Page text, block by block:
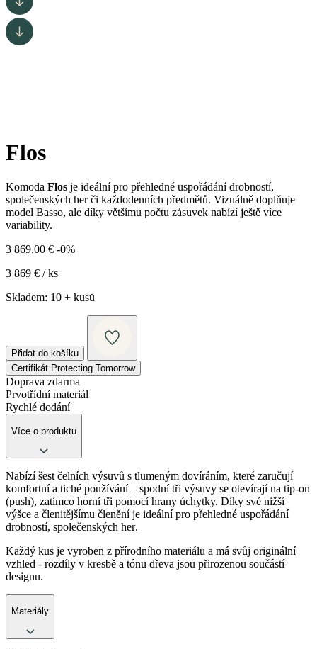
Flos
Komoda Flos je ideální pro přehledné uspořádání drobností,
společenských her či každodenních předmětů. Vizuálně doplňuje
model Basso, ale díky většímu počtu zásuvek nabízí ještě více
variability.
3 869,00 € -0%
3 869 € / ks
Skladem: 10 + kusů
Přidat do košíku
Certifikát Protecting Tomorrow
Doprava zdarma
Prvotřídní materiál
Rychlé dodání
Více o produktu
Nabízí šest čelních výsuvů s tlumeným dovíráním, které zaručují
komfortní a tiché používání– spodnítři výsuvy se otevírajína tip-on
(push), zatímco hornítři pomocí hrany úchytky. Díky své nižší
výšce a členitějšímu členěníje ideální pro přehledné uspořádání
drobností, společenských her.
Každý kus je vyroben z přírodního materiálu a má svůj originální
vzhled - rozdíly v kresbě a tónu dřeva jsou přirozenou součástí
designu.
Materiály